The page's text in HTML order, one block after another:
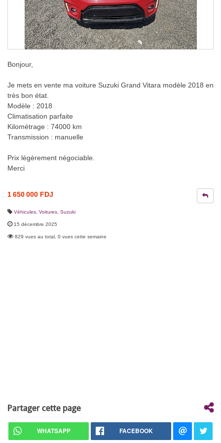
Bonjour,
Je mets en vente ma voiture Suzuki Grand Vitara modèle 2018 en
très bon état.
Modèle : 2018
Climatisation parfaite
Kilométrage : 74000 km
Transmission : manuelle
Prix légèrement négociable.
Merci
1 650 000 FDJ
Véhicules Voitures Suzuki
15 décembre 2025
829 vues au total, 0 vues cette semaine
Partager cette page
WHATSAPP FACEBOOK